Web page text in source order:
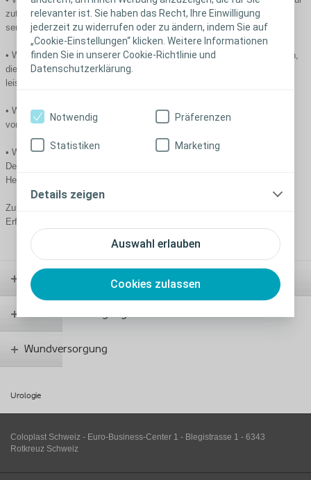
relevanter ist. Sie haben das Recht, Ihre Einwilligung
jederzeit zu widerrufen oder zu ändern, indem Sie auf
„Cookie-Einstellungen“ klicken. Weitere Informationen
finden Sie in unserer Cookie-Richtlinie und
Datenschutzerklärung.
Auswahl erlauben
Cookies zulassen
Notwendig Präferenzen
Statistiken Marketing
Details zeigen
zutiefst intim und persönlich ist. Unsere Fähigkeit zuzuhören und mit
sensiblen Lösungen zu reagieren, wird hoch geschätzt.
• Wir sind dafür bekannt, dass wir uns mit großer Leidenschaft bemühen,
die Bedürfnisse unserer Kunden zu verstehen. Jeder einzelne von uns
leistet einen Beitrag zu dem Ansehen, das wir geniessen.
• Wir sind Vorbild für kundenorientierte Innovationen und den Austausch
von Wissen. Was wir lernen, setzen wir schnell und unkompliziert um.
• Wir pflegen eine Führungs- und Unternehmenskultur, in der neue
Denkweisen gefördert werden und in der Offenheit zu gemeinsamen
Herausforderungen führt.
Zuhören und Reagieren - das ist die Formel für unseren anhaltenden
Erfolg.
Stomaversorgung
Wundversorgung
Urologie
Coloplast Schweiz - Euro-Business-Center 1 - Blegistrasse 1 - 6343
Rotkreuz Schweiz